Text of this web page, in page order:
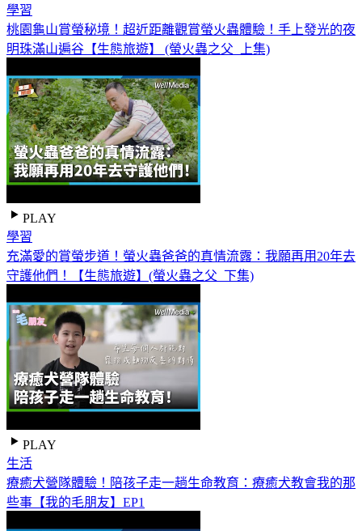
學習
桃園龜山賞螢秘境！超近距離觀賞螢火蟲體驗！手上發光的夜
明珠滿山遍谷【生態旅遊】 (螢火蟲之父_上集)
PLAY
學習
充滿愛的賞螢步道！螢火蟲爸爸的真情流露：我願再用20年去
守護他們！【生態旅遊】(螢火蟲之父_下集)
PLAY
生活
療癒犬營隊體驗！陪孩子走一趟生命教育：療癒犬教會我的那
些事【我的毛朋友】EP1